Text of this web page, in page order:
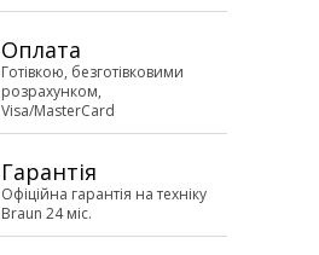
Оплата
Готівкою, безготівковими
розрахунком,
Visa/MasterCard
Гарантія
Офіційна гарантія на техніку
Braun 24 міс.